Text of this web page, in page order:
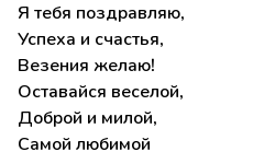
Я тебя поздравляю,
Успеха и счастья,
Везения желаю!
Оставайся веселой,
Доброй и милой,
Самой любимой